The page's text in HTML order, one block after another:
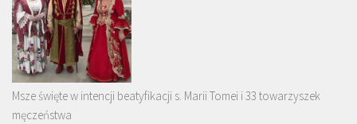
Msze święte w intencji beatyfikacji s. Marii Tomei i 33 towarzyszek
męczeństwa